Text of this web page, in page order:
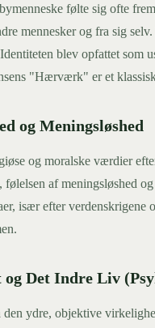
følte sig ofte
mennesker og fra sig
blev opfattet som
"Hærværk" er et
og Meningsløshed
og moralske værdier
følelsen af meningsløshed
især efter verdenskrigene
Det Indre Liv
ydre, objektive